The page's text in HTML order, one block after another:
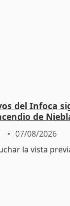
del Infoca
de
07/08/2026